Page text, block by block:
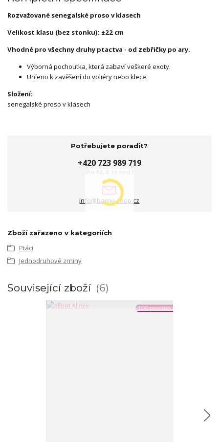
Rozvažované senegalské proso v klasech
Velikost klasu (bez stonku): ±22 cm
Vhodné pro všechny druhy ptactva - od zebřičky po ary.
Výborná pochoutka, která zabaví veškeré exoty.
Určeno k zavěšení do voliéry nebo klece.
Složení:
senegalské proso v klasech
Potřebujete poradit?
+420 723 989 719
(Po-Pá, 9-16 hod.)
info@barny-shop.cz
Zboží zařazeno v kategoriích
Ptáci
Jednodruhové zrniny
Související zboží 6
TOP produkt